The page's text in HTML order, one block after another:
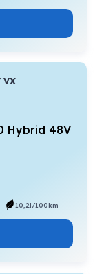
VX
10,2l/100km